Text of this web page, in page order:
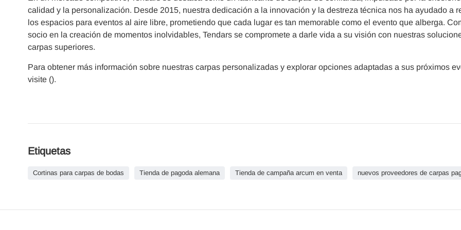
calidad y la personalización. Desde 2015, nuestra dedicación a la innovación y la destreza técnica nos ha ayudado a
los espacios para eventos al aire libre, prometiendo que cada lugar es tan memorable como el evento que alberga.
socio en la creación de momentos inolvidables, Tendars se compromete a darle vida a su visión con nuestras
carpas superiores.
Para obtener más información sobre nuestras carpas personalizadas y explorar opciones adaptadas a sus próximos
visite ().
Etiquetas
Cortinas para carpas de bodas Tienda de pagoda alemana Tienda de campaña arcum en venta nuevos proveedores de carpas